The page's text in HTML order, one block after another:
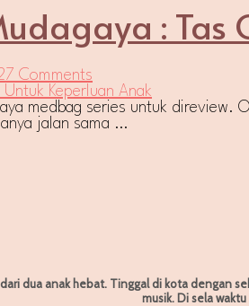
: Tas
Comments
medbag series untuk
jalan sama …
dua anak hebat. Tinggal di kota dengan
musik. Di sela